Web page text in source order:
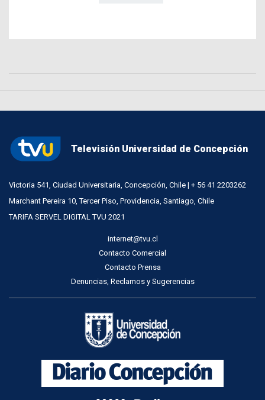
Televisión Universidad de Concepción
Victoria 541, Ciudad Universitaria, Concepción, Chile | + 56 41 2203262
Marchant Pereira 10, Tercer Piso, Providencia, Santiago, Chile
TARIFA SERVEL DIGITAL TVU 2021
internet@tvu.cl
Contacto Comercial
Contacto Prensa
Denuncias, Reclamos y Sugerencias